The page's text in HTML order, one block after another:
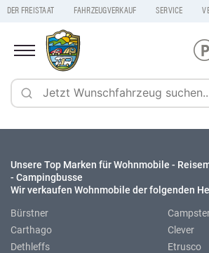
DER FREISTAAT FAHRZEUGVERKAUF SERVICE
Unsere Top Marken für Wohnmobile -
- Campingbusse
Wir verkaufen Wohnmobile der folgenden
Bürstner
Carthago
Dethleffs
Clever
Etrusco